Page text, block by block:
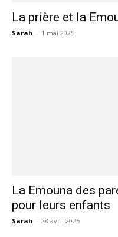
La prière et la
Sarah - 1 mai 2025
La Emouna des
pour leurs enfants
Sarah - 28 avril 2025